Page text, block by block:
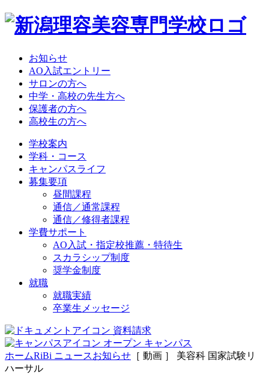
お知らせ
AO入試エントリー
サロンの方へ
中学・高校の先生方へ
保護者の方へ
高校生の方へ
学校案内
学科・コース
キャンパスライフ
募集要項
昼間課程
通信／通常課程
通信／修得者課程
学費サポート
AO入試・指定校推薦・特待生
スカラシップ制度
奨学金制度
就職
就職実績
卒業生メッセージ
資料請求
オープン キャンパス
ホームRiBi ニュースお知らせ ［ 動画 ］ 美容科 国家試験リ
ハーサル